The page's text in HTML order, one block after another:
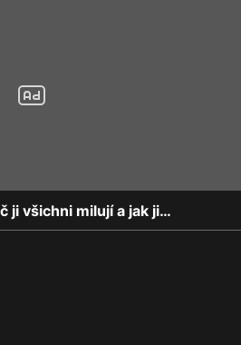
ji všichni milují a jak ji…